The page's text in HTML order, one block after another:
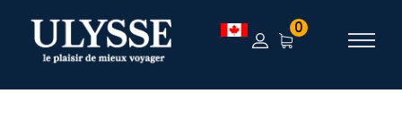
TEST 0